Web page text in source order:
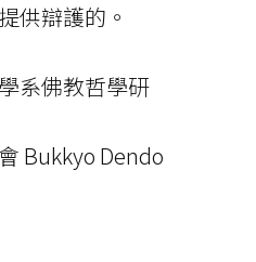
供辯護的。
系佛教哲學研
Bukkyo Dendo